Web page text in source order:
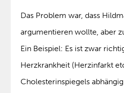
Das Problem war, dass
argumentieren wollte, aber
Ein Beispiel: Es ist zwar
Herzkrankheit (Herzinfarkt
Cholesterinspiegels